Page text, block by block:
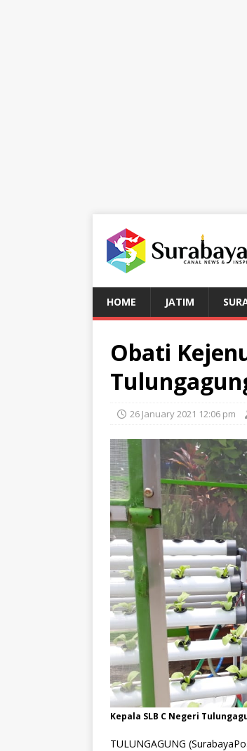
HOME JATIM
Obati
26 January 2021 12:06 pm
Kepala SLB C Negeri
TULUNGAGUNG